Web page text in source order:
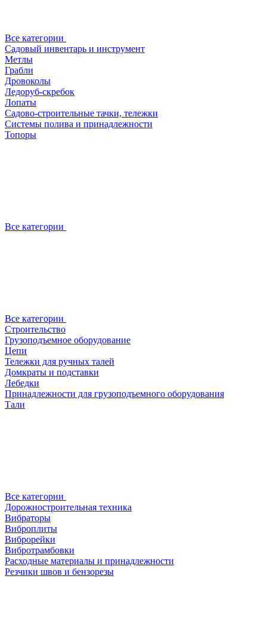
Все категории
Садовый инвентарь и инструмент
Метлы
Грабли
Дровоколы
Ледоруб-скребок
Лопаты
Садово-строительные тачки, тележки
Системы полива и принадлежности
Топоры
Все категории
Все категории
Строительство
Грузоподъемное оборудование
Цепи
Тележки для ручных талей
Домкраты и подставки
Лебедки
Принадлежности для грузоподъемного оборудования
Тали
Все категории
Дорожностроительная техника
Вибраторы
Виброплиты
Виброрейки
Вибротрамбовки
Расходные материалы и принадлежности
Резчики швов и бензорезы